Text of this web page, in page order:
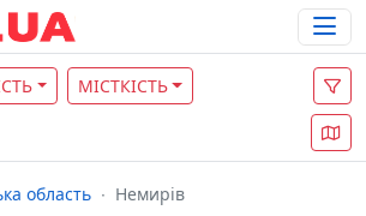
МІСТКІСТЬ
область Немирів